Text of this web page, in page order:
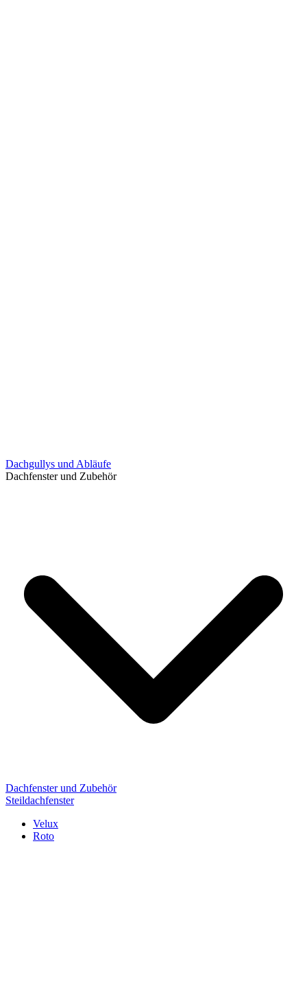
Dachgullys und Abläufe
Dachfenster und Zubehör
Dachfenster und Zubehör
Steildachfenster
Velux
Roto